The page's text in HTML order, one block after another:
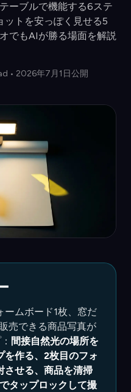
ーブルで機能する6ステ
ットを安っぽく見せる5
でもAIが勝る場面を解説
• 2026年7月1日公開
ームボード1枚、窓だ
売できる商品写真が
間接自然光の場所を
を作る、2枚目のフォ
させる、商品を清掃
タップロックして撮